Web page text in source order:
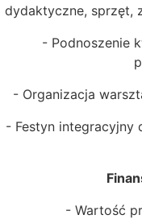
dydaktyczne, sprzęt,
- Podnoszenie
- Organizacja
- Festyn
- Wartość